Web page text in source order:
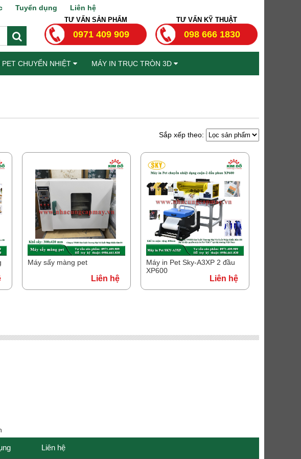
Tuyển dụng Liên hệ
TƯ VẤN SẢN PHẨM
0971 409 909
TƯ VẤN KỸ THUẬT
098 666 1830
PET CHUYỂN NHIỆT MÁY IN TRỤC TRÒN 3D
Sắp xếp theo:
Máy sấy màng pet
Liên hệ
Máy in Pet Sky-A3XP 2 đầu
XP600
Liên hệ
Liên hệ